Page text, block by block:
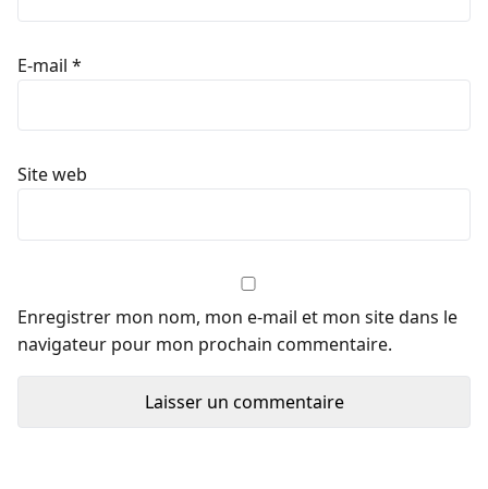
E-mail *
Site web
Enregistrer mon nom, mon e-mail et mon site dans le
navigateur pour mon prochain commentaire.